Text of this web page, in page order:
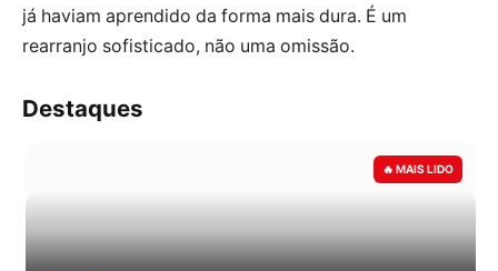
já haviam aprendido da forma mais dura. É um
rearranjo sofisticado, não uma omissão.
Destaques